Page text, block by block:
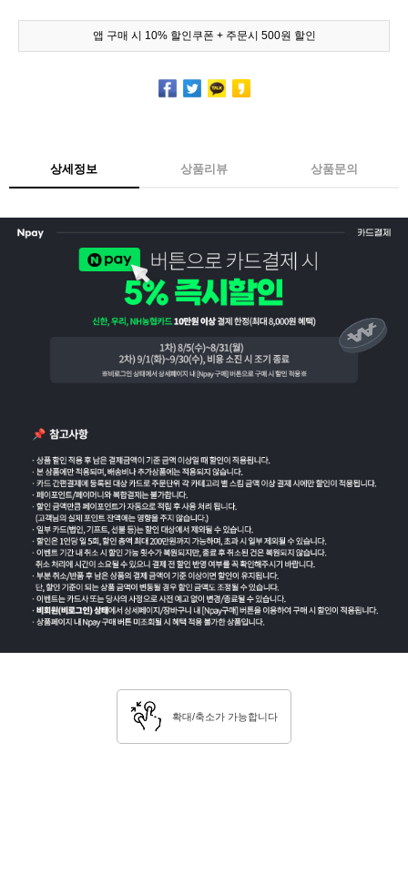
앱 구매 시 10% 할인쿠폰 + 주문시 500원 할인
상세정보 상품리뷰 상품문의
확대/축소가 가능합니다